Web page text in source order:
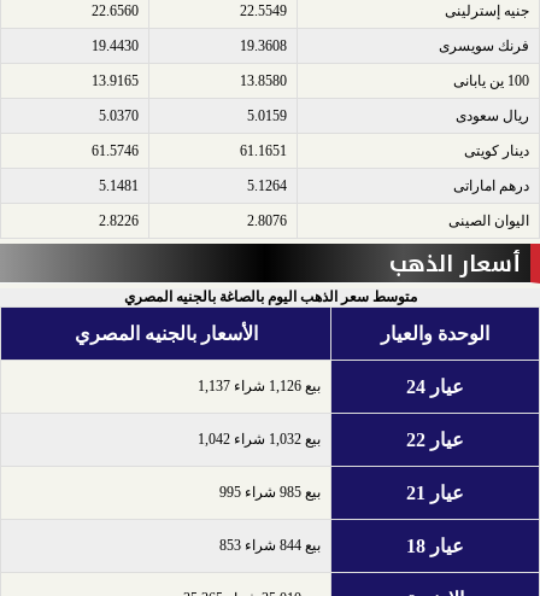
جنيه إسترلينى​ 22.5549
22.6560
فرنك سويسرى​ 19.3608
19.4430
100 ين يابانى​ 13.8580
13.9165
ريال سعودى​ 5.0159
5.0370
دينار كويتى​ 61.1651
61.5746
درهم اماراتى​ 5.1264
5.1481
اليوان الصينى​ 2.8076
2.8226
أسعار الذهب
متوسط سعر الذهب اليوم بالصاغة بالجنيه المصري
الوحدة والعيار الأسعار بالجنيه المصري
عيار 24 بيع 1,126 شراء 1,137
عيار 22 بيع 1,032 شراء 1,042
عيار 21 بيع 985 شراء 995
عيار 18 بيع 844 شراء 853